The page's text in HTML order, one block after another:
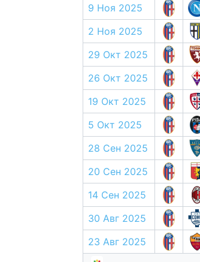
9 Ноя 2025
2 Ноя 2025
29 Окт 2025
26 Окт 2025
19 Окт 2025
5 Окт 2025
28 Сен 2025
20 Сен 2025
14 Сен 2025
30 Авг 2025
23 Авг 2025